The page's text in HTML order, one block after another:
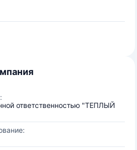
ответственностью "ТЕПЛЫЙ